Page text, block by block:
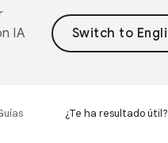
IA
¿Te ha resultado útil?